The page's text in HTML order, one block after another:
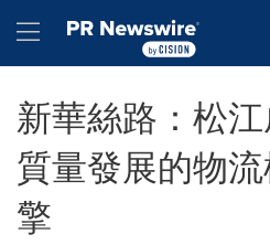
Hamburger menu
新華絲路：松
質量發展的物
擎